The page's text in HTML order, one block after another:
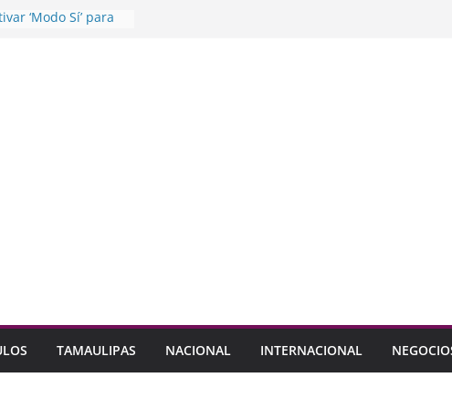
‘Modo Sí’ para
Miguel Flores
jefas de familia
TAMAULIPAS NACIONAL INTERNACIONAL